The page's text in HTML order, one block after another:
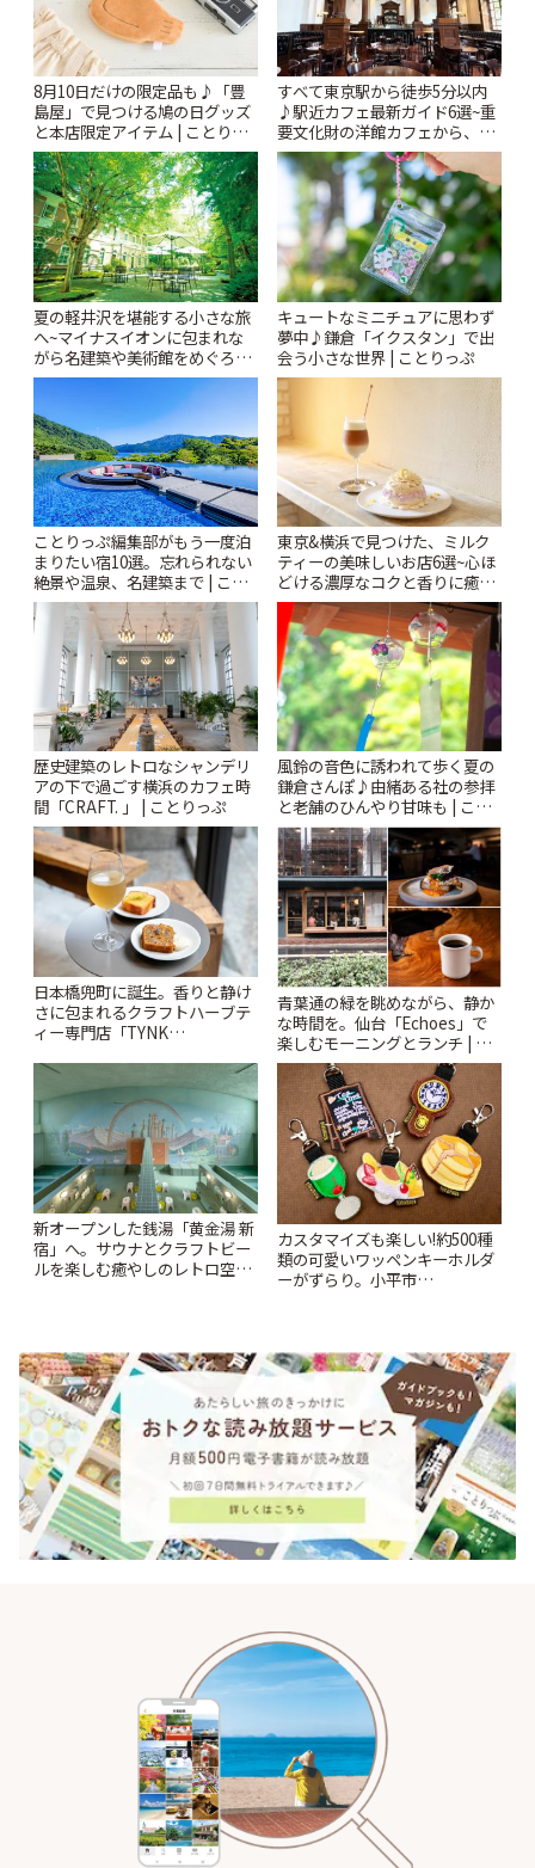
8月10日だけの限定品も♪「豊
島屋」で見つける鳩の日グッズ
と本店限定アイテム | ことりっ
ぷ
すべて東京駅から徒歩5分以内
♪駅近カフェ最新ガイド6選~重
要文化財の洋館カフェから、改
札すぐのレトロ喫茶まで~ | こと
りっぷ
夏の軽井沢を堪能する小さな旅
へ~マイナスイオンに包まれな
がら名建築や美術館をめぐろう
~ | ことりっぷ
キュートなミニチュアに思わず
夢中♪鎌倉「イクスタン」で出
会う小さな世界 | ことりっぷ
ことりっぷ編集部がもう一度泊
まりたい宿10選。忘れられない
絶景や温泉、名建築まで | こと
りっぷ
東京&横浜で見つけた、ミルク
ティーの美味しいお店6選~心ほ
どける濃厚なコクと香りに癒や
されるティータイム~ | ことりっ
ぷ
歴史建築のレトロなシャンデリ
アの下で過ごす横浜のカフェ時
間「CRAFT. 」 | ことりっぷ
風鈴の音色に誘われて歩く夏の
鎌倉さんぽ♪由緒ある社の参拝
と老舗のひんやり甘味も | こと
りっぷ
日本橋兜町に誕生。香りと静け
さに包まれるクラフトハーブテ
ィー専門店「TYNK
青葉通の緑を眺めながら、静か
な時間を。仙台「Echoes」で
楽しむモーニングとランチ | こ
とりっぷ
新オープンした銭湯「黄金湯 新
宿」へ。サウナとクラフトビー
ルを楽しむ癒やしのレトロ空間
カスタマイズも楽しい!約500種
類の可愛いワッペンキーホルダ
ーがずらり。小平市